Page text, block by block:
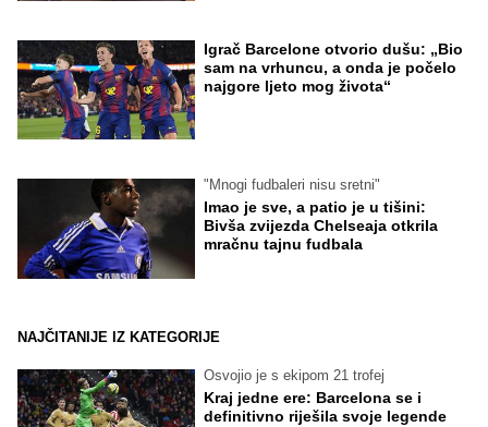
Igrač Barcelone otvorio dušu: „Bio
sam na vrhuncu, a onda je počelo
najgore ljeto mog života“
"Mnogi fudbaleri nisu sretni"
Imao je sve, a patio je u tišini:
Bivša zvijezda Chelseaja otkrila
mračnu tajnu fudbala
NAJČITANIJE IZ KATEGORIJE
Osvojio je s ekipom 21 trofej
Kraj jedne ere: Barcelona se i
definitivno riješila svoje legende